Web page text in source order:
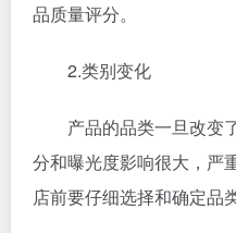
品质量评分。
2.类别变化
产品的品类一旦改变
分和曝光度影响很大，严
店前要仔细选择和确定品类